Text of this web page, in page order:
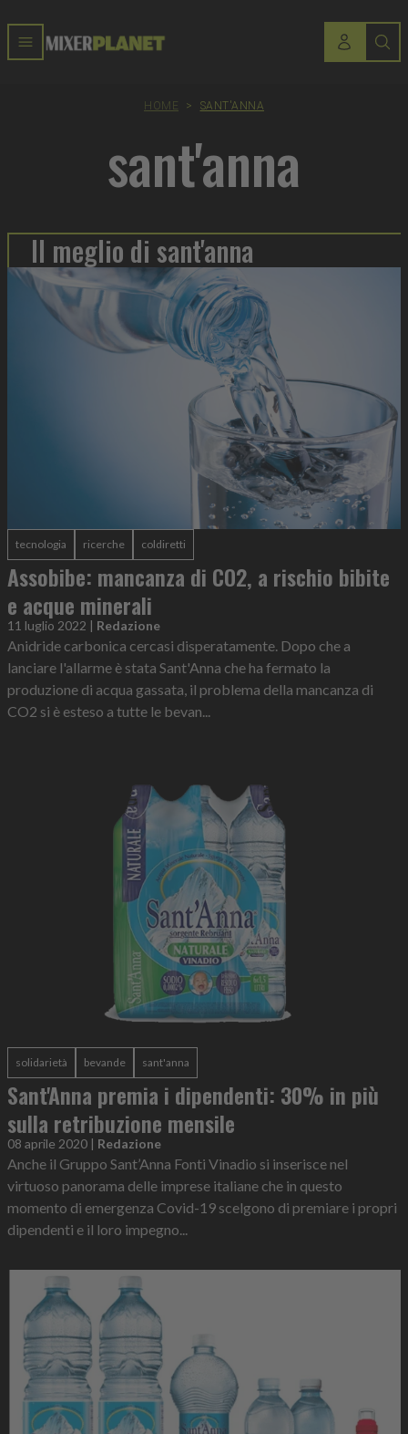
HOME > SANT'ANNA
sant'anna
Il meglio di sant'anna
tecnologia ricerche coldiretti
Assobibe: mancanza di CO2, a rischio bibite
e acque minerali
11 luglio 2022 | Redazione
Anidride carbonica cercasi disperatamente. Dopo che a
lanciare l'allarme è stata Sant'Anna che ha fermato la
produzione di acqua gassata, il problema della mancanza di
CO2 si è esteso a tutte le bevan...
solidarietà bevande sant'anna
Sant'Anna premia i dipendenti: 30% in più
sulla retribuzione mensile
08 aprile 2020 | Redazione
Anche il Gruppo Sant’Anna Fonti Vinadio si inserisce nel
virtuoso panorama delle imprese italiane che in questo
momento di emergenza Covid-19 scelgono di premiare i propri
dipendenti e il loro impegno...